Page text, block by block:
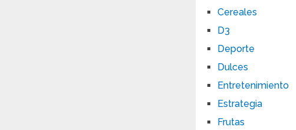
Cereales
D3
Deporte
Dulces
Entretenimiento
Estrategia
Frutas